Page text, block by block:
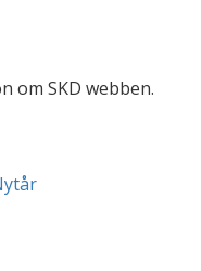
om SKD webben.